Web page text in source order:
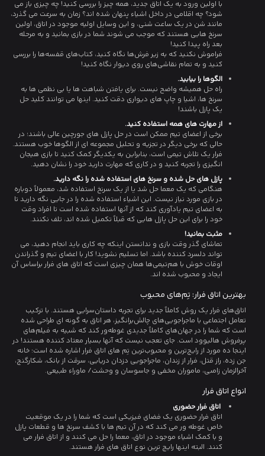
با اولین ورود به یک اتاق جدید، همه چیز را بررسی کنید! چه چیزی باز می
شود؟ چه اقلامی در داخل اشیاء پنهان شده اند؟ زمان به سرعت می گذرد،
مانند شن در یک ساعت شنی، و این وسایل اولیه موجود در اتاق، اولین
سرنخ هایی هستند که موجب می شوند شما در بازی بمانید و به مرحله
بعد راه پیدا کنید!
فراموش نکنید که به زیر فرش‌ها نگاه کنید، کتاب‌های قفسه‌ها را بررسی
کنید و به تمام نقاشی‌های روی دیوار نگاه کنید!
الگوها را بیابید.
راه حل همیشه واضح نیست. برای یافتن شباهت ها یا بی نظمی ها به
سرنخ ها، اشیا و چاپ های دیواری دقت کنید. اینها می توانند کلید حل
یک پازل باشند!
از مهارت های همه استفاده کنید.
برخی از اعضای تیم ممکن است در حل پازل های جورچین عالی باشند؛ در
حالی که برخی دیگر در تجزیه و تحلیل مجموعه ای از الگوها خوب هستند.
فرار یک تلاش تیمی است، بنابراین به یکدیگر کمک کنید تا بازی هیجان
انگیزی را تجربه کنید و در کاری که مهارت دارید خود را نشان دهید.
پازل های حل شده و سرنخ های استفاده شده را نگه دارید.
هنگامی که یک معما حل شد یا از یک سرنخ استفاده شد، معمولاً دوباره
در بازی مورد نیاز نیست. این اشیاء استفاده شده را در جایی نگه دارید تا
به اعضای تیم یادآوری کند که از آنها استفاده شده است تا افراد وقت
خود را برای این حل پازل هایی که قبلاً تکمیل شده اند، تلف نکنند.
مثبت بمانید!
تماشای گذر وقت بازی و ندانستن اینکه چه کاری باید انجام دهید، می
تواند دلسرد کننده باشد. اما تسلیم نشوید! کار با اعضای تیم و گذراندن
اوقات خوش با هم‌تیمی‌ها همان چیزی است که اتاق های فرار براساس آن
ایجاد و محبوب شده اند.
بهترین اتاق فرار: تِم‌های محبوب
اتاق‌های فرار یک روش کاملاً جدید برای تجربه داستان‌سرایی هستند. با ترکیب
تعامل اجتماعی با ماجراجویی‌های چالش‌برانگیز، هر اتاق به گونه ای طراحی شده
است که شما را در جهان‌های کاملاً جدیدی غوطه‌ور کند که شبیه به فیلم‌های
پرفروش هالیوود است. جای تعجب نیست که آنها بسیار معتاد کننده هستند! در
اینجا ده مورد از رایج‌ترین و محبوب‌ترین تِم های اتاق فرار اشاره شده است: خانه
جن زده، راز قتل، فرار از زندان، ماجراجویی دزدان دریایی، سرقت از بانک، شکارگنج،
آخرالزمان زامبی، ماموران مخفی و جاسوسان و وحشت/ ماوراء طبیعی.
انواع اتاق فرار
اتاق فرار حضوری
اتاق فرار حضوری یک فضای فیزیکی است که شما را در یک موقعیت
خاص غوطه ور می کند که در آن تیم ها با کشف سرنخ ها و قطعات پازل
و با کمک اشیاء موجود در اتاق، معما را حل می کنند و از اتاق فرار می
کنند. البته اینها رایج ترین نوع اتاق های فرار هستند.